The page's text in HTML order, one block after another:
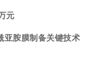
元
亚胺膜制备关键技术